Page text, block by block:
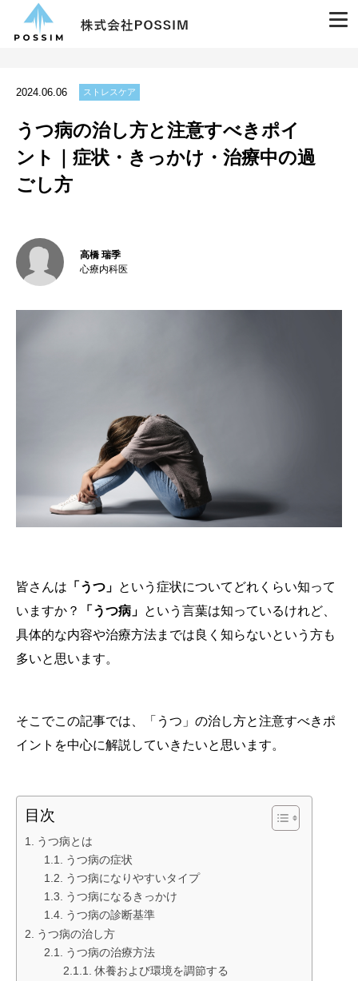
2024.06.06 ストレスケア
うつ病の治し方と注意すべきポイ
ント｜症状・きっかけ・治療中の過
ごし方
高橋 瑞季
心療内科医
皆さんは 「うつ」 という症状についてどれくらい知って
いますか？
「うつ病」 という言葉は知っているけれど、
具体的な内容や治療方法までは良く知らないという方も
多いと思います。
そこでこの記事では、「うつ」の治し方と注意すべきポ
イントを中心に解説していきたいと思います。
目次
うつ病とは
うつ病の症状
うつ病になりやすいタイプ
うつ病になるきっかけ
うつ病の診断基準
うつ病の治し方
うつ病の治療方法
休養および環境を調節する